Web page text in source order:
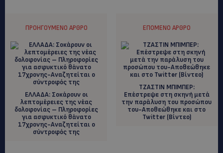
ΠΡΟΗΓΟΎΜΕΝΟ ΆΡΘΡΟ
ΕΛΛΑΔΑ: Σοκάρουν οι
λεπτομέρειες της νέας
δολοφονίας – Πληροφορίες
για ασφυκτικό θάνατο
17χρονης-Αναζητείται ο
σύντροφός της
ΕΠΌΜΕΝΟ ΆΡΘΡΟ
ΤZΑΣΤΙΝ ΜΠΙΜΠΕΡ:
Επέστρεψε στη σκηνή μετά
την παράλυση του προσώπου
του-Αποθεώθηκε και στο
Twitter (Bίντεο)